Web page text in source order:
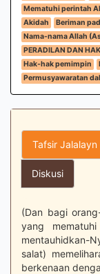
Mematuhi perintah
Akidah
Beriman
Nama-nama Allah
PERADILAN DAN
Hak-hak pemimpin
Permusyawaratan
Tafsir Jalalayn
Diskusi
(Dan bagi
yang
mentauhidkan-
salat)
berkenaan